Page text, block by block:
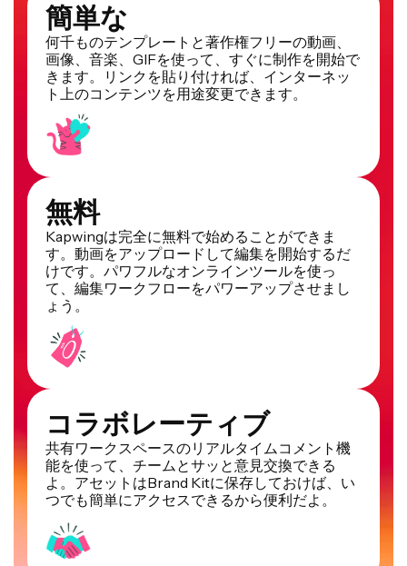
簡単な
何千ものテンプレートと著作権フリーの動画、
画像、音楽、GIFを使って、すぐに制作を開始で
きます。リンクを貼り付ければ、インターネッ
ト上のコンテンツを用途変更できます。
無料
Kapwingは完全に無料で始めることができま
す。動画をアップロードして編集を開始するだ
けです。パワフルなオンラインツールを使っ
て、編集ワークフローをパワーアップさせまし
ょう。
コラボレーティブ
共有ワークスペースのリアルタイムコメント機
能を使って、チームとサッと意見交換できる
よ。アセットはBrand Kitに保存しておけば、い
つでも簡単にアクセスできるから便利だよ。